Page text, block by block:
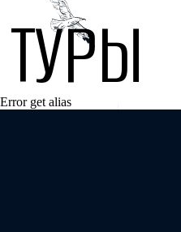
ТУРЫ
Error get alias